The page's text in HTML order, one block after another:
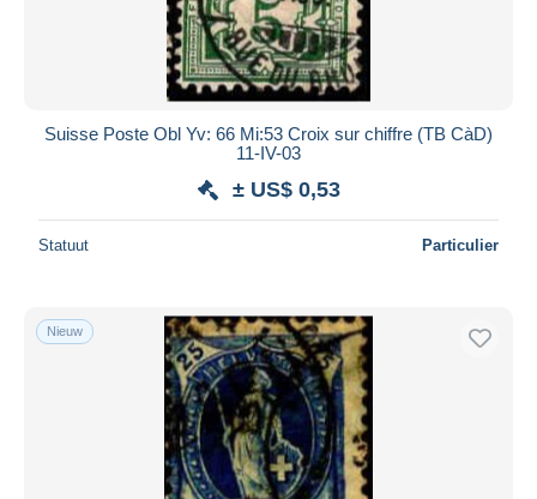
Suisse Poste Obl Yv: 66 Mi:53 Croix sur chiffre (TB CàD)
11-IV-03
± US$ 0,53
Statuut Particulier
Nieuw